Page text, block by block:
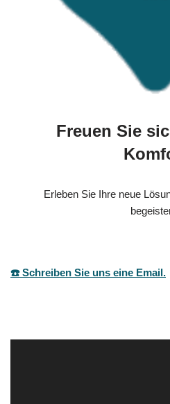
Freuen Sie
Erleben Sie Ihre neue
☎️ Schreiben Sie uns eine Email.